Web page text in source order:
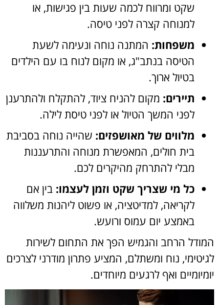
שקט ומרווח לכמה שעות בין פגישות, או
למנוחה קצרה לפני טיסה.
משפחות: המתנה נוחה ונעימה לשעת
הטיסה בנתב"ג, או מקום לנוח בו עם הילדים
בטיול ארוך.
תיירים: מקום להניח ציוד, להתקלח ולהתרענן
לפני המשך הטיול או לפני טיסת לילה.
מלווים של מאושפזים: שהייה נוחה בסביבת
בית חולים, המאפשרת מנוחה והתרעננות
מבלי להתרחק מהיקרים לכם.
כל מי שצריך שקט וזמן לעצמו: בין אם
לקריאה, למדיטציה, או פשוט ליהנות משלווה
באמצע יום עמוס ורועש.
המודל הרחב והגמיש הפך את התחום לשירות
לגיטימי, נוח ומשתלם, המציע פתרון מודרני לצרכים
יומיומיים ואף לרגעים מיוחדים.